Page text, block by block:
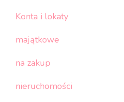
Konta i lokaty
majątkowe
na zakup
nieruchomości